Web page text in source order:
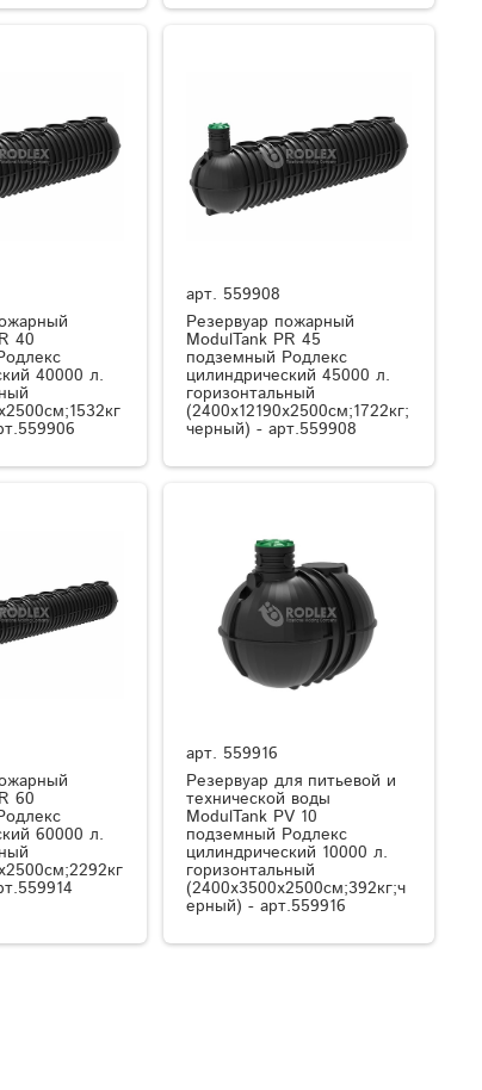
40
40000 л.
арт. 559908
Резервуар пожарный
ModulTank PR 45
подземный Родлекс
цилиндрический 45000 л.
горизонтальный
(2400x12190x2500см;1722кг;
черный) - арт.559908
60
60000 л.
арт. 559916
Резервуар для питьевой и
технической воды
ModulTank PV 10
подземный Родлекс
цилиндрический 10000 л.
горизонтальный
(2400x3500x2500см;392кг;ч
ерный) - арт.559916